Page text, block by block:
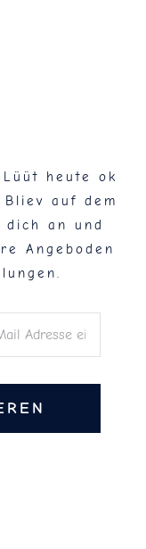
heute ok
auf dem
dich an und
Angeboden